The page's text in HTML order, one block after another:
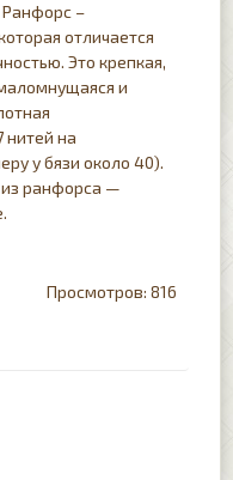
Ранфорс –
отличается
Это крепкая,
и
нитей на
у бязи около 40).
из ранфорса —
816